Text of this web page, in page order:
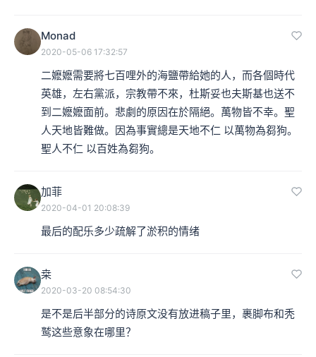
Monad
2020-05-06 17:32:57
二嬷嬷需要將七百哩外的海鹽帶給她的人，而各個時代
英雄，左右黨派，宗教帶不來，杜斯妥也夫斯基也送不
到二嬷嬷面前。悲劇的原因在於隔絕。萬物皆不幸。聖
人天地皆難做。因為事實總是天地不仁 以萬物為芻狗。
聖人不仁 以百姓為芻狗。
加菲
2020-04-01 20:08:39
最后的配乐多少疏解了淤积的情绪
桒
2020-03-20 08:54:30
是不是后半部分的诗原文没有放进稿子里，裹脚布和秃
鹫这些意象在哪里？